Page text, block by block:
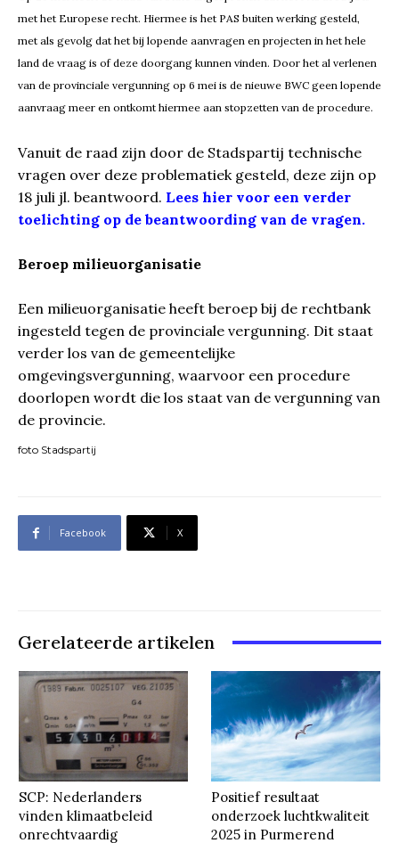
met het Europese recht. Hiermee is het PAS buiten werking gesteld,
met als gevolg dat het bij lopende aanvragen en projecten in het hele
land de vraag is of deze doorgang kunnen vinden. Door het al verlenen
van de provinciale vergunning op 6 mei is de nieuwe BWC geen lopende
aanvraag meer en ontkomt hiermee aan stopzetten van de procedure.
Vanuit de raad zijn door de Stadspartij technische
vragen over deze problematiek gesteld, deze zijn op
18 juli jl. beantwoord. Lees hier voor een verder
toelichting op de beantwoording van de vragen.
Beroep milieuorganisatie
Een milieuorganisatie heeft beroep bij de rechtbank
ingesteld tegen de provinciale vergunning. Dit staat
verder los van de gemeentelijke
omgevingsvergunning, waarvoor een procedure
doorlopen wordt die los staat van de vergunning van
de provincie.
foto Stadspartij
Facebook X
Gerelateerde artikelen
SCP: Nederlanders
vinden klimaatbeleid
onrechtvaardig
Positief resultaat
onderzoek luchtkwaliteit
2025 in Purmerend